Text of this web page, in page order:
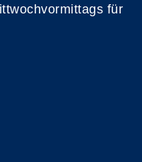
für